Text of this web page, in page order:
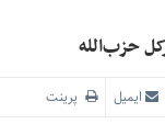
حزب‌الله
ایمیل پرینت